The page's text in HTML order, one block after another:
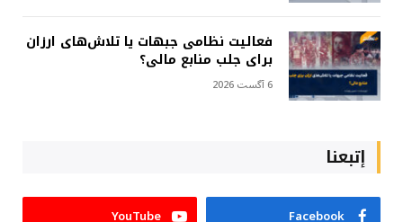
فعالیت نظامی جبهات یا تلاش‌های ارزان
برای جلب منابع مالی؟
6 آگست 2026
إتبعنا
Facebook
YouTube